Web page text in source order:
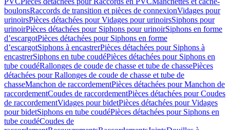
boulonsRaccords de transition et pièces de connexionVidages pour
urinoirsPièces détachées pour Vidages pour urinoirsSiphons pour
urinoirPièces détachées pour Siphons pour urinoirSiphons en forme
d’escargotPièces détachées pour Siphons en forme
d’escargotSiphons à encastrerPièces détachées pour Siphons à
encastrerSiphons en tube coudéPièces détachées pour Siphons en
tube coudéRallonges de coude de chasse et tube de chassePièces
détachées pour Rallonges de coude de chasse et tube de
chasseManchon de raccordementPièces détachées pour Manchon de
raccordementCoudes de raccordementPièces détachées pour Coudes
de raccordementVidages pour bidetPièces détachées pour Vidages
pour bidetSiphons en tube coudéPièces détachées pour Siphons en
tube coudéCoudes de